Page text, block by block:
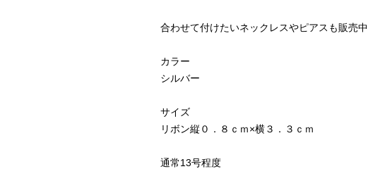
合わせて付けたいネックレスやピアスも販売中
カラー
シルバー
サイズ
リボン縦０．８ｃｍ×横３．３ｃｍ
通常13号程度